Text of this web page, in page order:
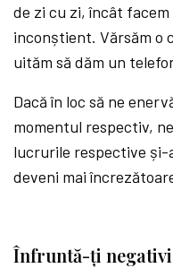
de zi cu zi, încât
inconștient. Vărsăm o
uităm să dăm un
Dacă în loc să ne
momentul respectiv,
lucrurile respective
deveni mai
Înfruntă-ți